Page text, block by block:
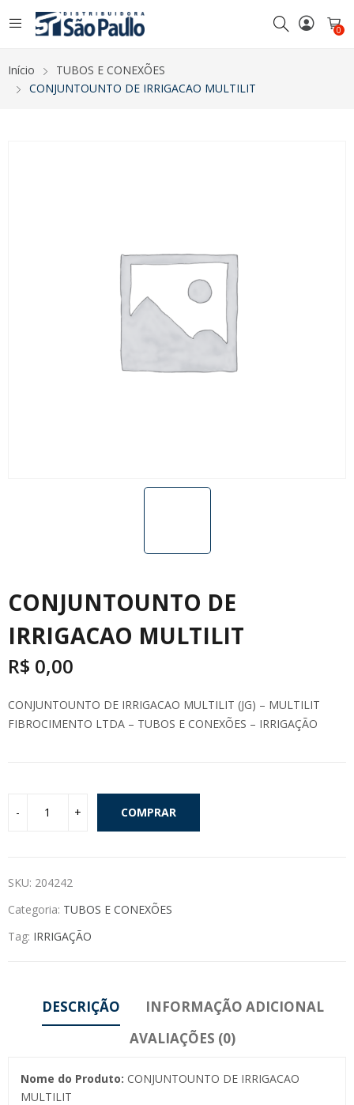
0
Início
TUBOS E CONEXÕES
CONJUNTOUNTO DE IRRIGACAO MULTILIT
CONJUNTOUNTO DE
IRRIGACAO MULTILIT
R$ 0,00
CONJUNTOUNTO DE IRRIGACAO MULTILIT (JG) – MULTILIT
FIBROCIMENTO LTDA – TUBOS E CONEXÕES – IRRIGAÇÃO
COMPRAR
SKU: 204242
Categoria: TUBOS E CONEXÕES
Tag: IRRIGAÇÃO
DESCRIÇÃO
INFORMAÇÃO ADICIONAL
AVALIAÇÕES (0)
Nome do Produto: CONJUNTOUNTO DE IRRIGACAO
MULTILIT